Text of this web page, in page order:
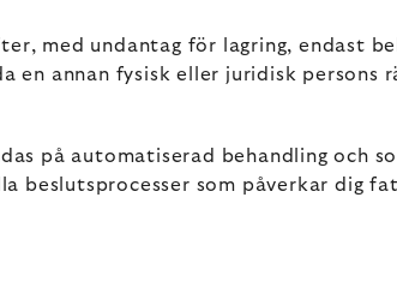
med undantag för lagring, endast
annan fysisk eller juridisk persons
på automatiserad behandling och
beslutsprocesser som påverkar dig